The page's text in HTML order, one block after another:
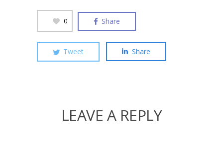
0 Share
Tweet Share
LEAVE A REPLY